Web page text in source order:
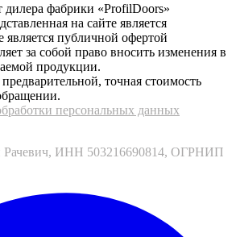
фабрики «ProfilDoors»
на сайте является
является публичной офертой
за собой право вносить изменения в
продукции.
точная стоимость
персональных данных
Рачевич, ИНН 503216690814, ОГРНИП